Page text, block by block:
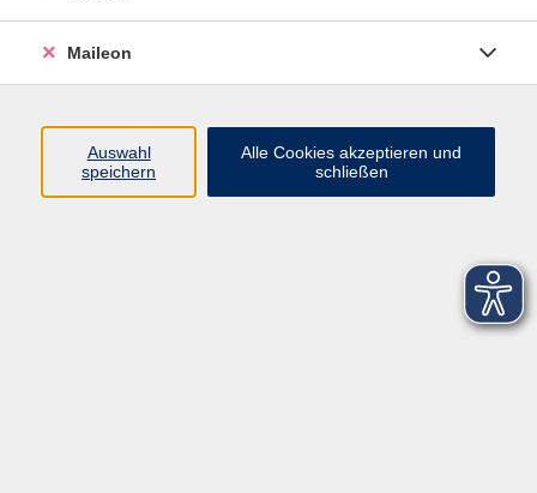
Maileon
Auswahl
speichern
Alle Cookies akzeptieren und
schließen